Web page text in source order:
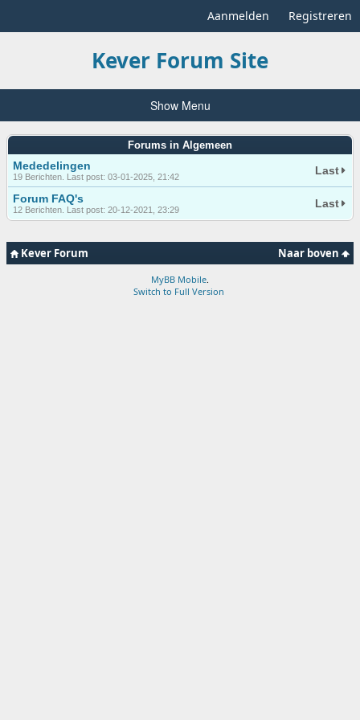
Aanmelden Registreren
Kever Forum Site
Show Menu
Forums in Algemeen
Mededelingen
19 Berichten. Last post: 03-01-2025, 21:42 Last
Forum FAQ's
12 Berichten. Last post: 20-12-2021, 23:29 Last
Naar boven
Kever Forum
MyBB Mobile
Switch to Full Version